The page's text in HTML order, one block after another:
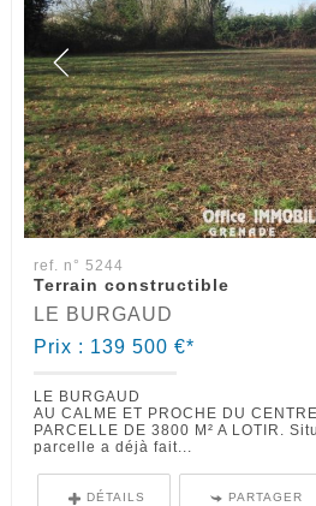
ref. n° 5244
Terrain constructible
LE BURGAUD
Prix : 139 500 €*
LE BURGAUD
AU CALME ET PROCHE DU
PARCELLE DE 3800 M² A LOTIR.
parcelle a déjà fait...
DÉTAILS PARTAGER